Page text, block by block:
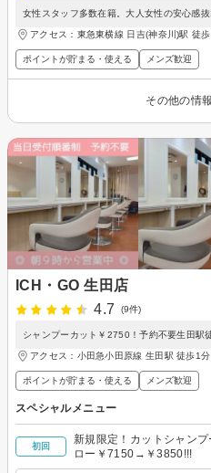
女性スタッフ多数在籍。大人女性の安心感
アクセス：東急東横線 日吉(神奈川)駅 徒
ポイントが貯まる・使える メンズ歓迎
その他の情
ICH・GO 生田店
4.7
(9件)
シャンプーカット￥2750！予約不要生田駅
アクセス：小田急小田原線 生田駅 徒歩1分
ポイントが貯まる・使える メンズ歓迎
スペシャルメニュー
初回
新規限定！カットシャン
ロー￥7150→￥3850!!!